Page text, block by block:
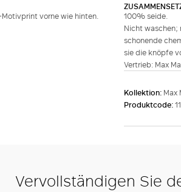
vorne wie hinten.
100% seide.
Nicht waschen;
schonende
sie die knöpfe
Vertrieb: Max
Kollektion: Max
Produktcode:
Vervollständigen Sie